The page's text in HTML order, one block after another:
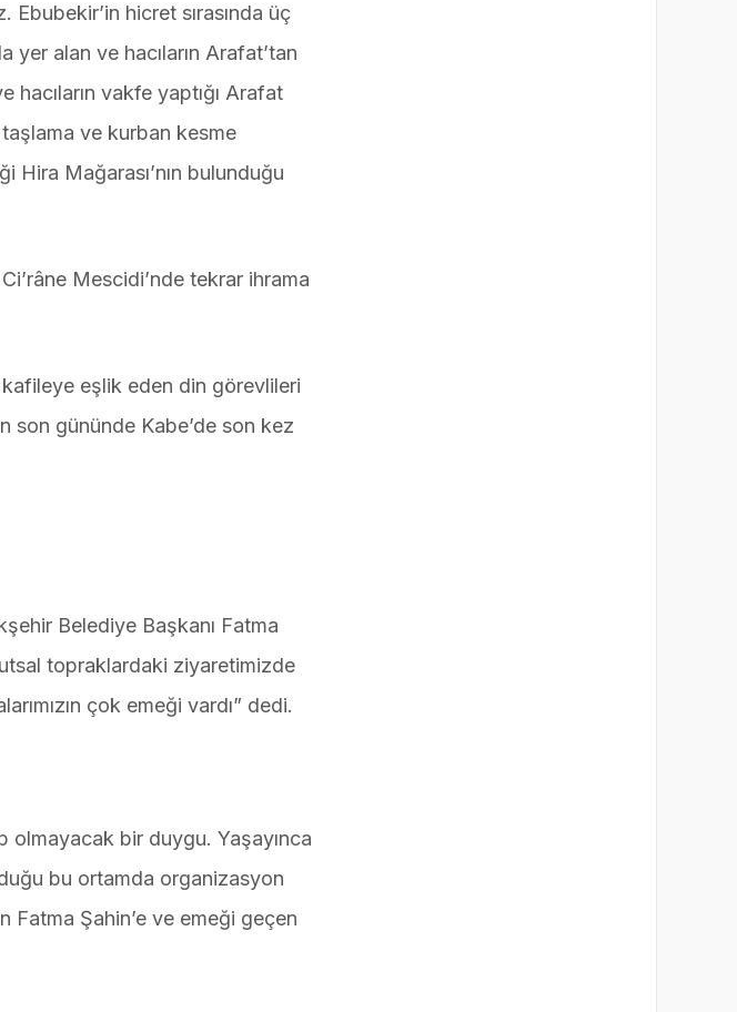
hicret sırasında üç
yer alan ve hacıların Arafat’tan
vakfe yaptığı Arafat
taşlama ve kurban kesme
Hira Mağarası’nın bulunduğu
Mescidi’nde tekrar ihrama
eşlik eden din görevlileri
son gününde Kabe’de son kez
Belediye Başkanı Fatma
topraklardaki ziyaretimizde
çok emeği vardı” dedi.
olmayacak bir duygu. Yaşayınca
bu ortamda organizasyon
Fatma Şahin’e ve emeği geçen